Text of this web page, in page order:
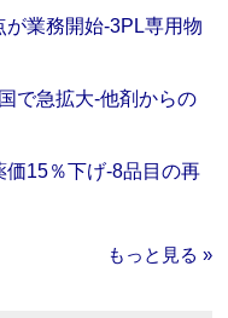
が業務開始‐3PL専用物
で急拡大‐他剤からの
価15％下げ‐8品目の再
もっと見る »